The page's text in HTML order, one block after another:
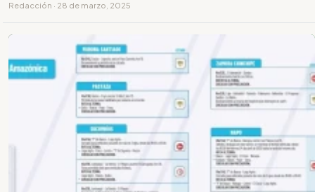
Redacción · 28 de marzo, 2025